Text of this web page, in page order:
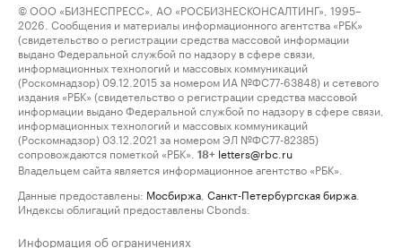
© ООО «БИЗНЕСПРЕСС», АО «РОСБИЗНЕСКОНСАЛТИНГ», 1995–
2026. Сообщения и материалы информационного агентства «РБК»
(свидетельство о регистрации средства массовой информации
выдано Федеральной службой по надзору в сфере связи,
информационных технологий и массовых коммуникаций
(Роскомнадзор) 09.12.2015 за номером ИА №ФС77-63848) и сетевого
издания «РБК» (свидетельство о регистрации средства массовой
информации выдано Федеральной службой по надзору в сфере связи,
информационных технологий и массовых коммуникаций
(Роскомнадзор) 03.12.2021 за номером ЭЛ №ФС77-82385)
сопровождаются пометкой «РБК».
18+ letters@rbc.ru
Владельцем сайта является информационное агентство «РБК».
Данные предоставлены: Мосбиржа Санкт-Петербургская биржа
Индексы облигаций предоставлены Cbonds.
Информация об ограничениях